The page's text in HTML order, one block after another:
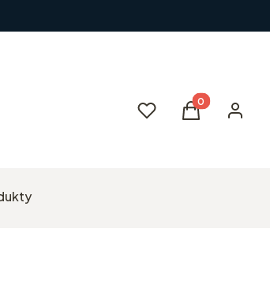
UlubioneProdukty w
Koszyk